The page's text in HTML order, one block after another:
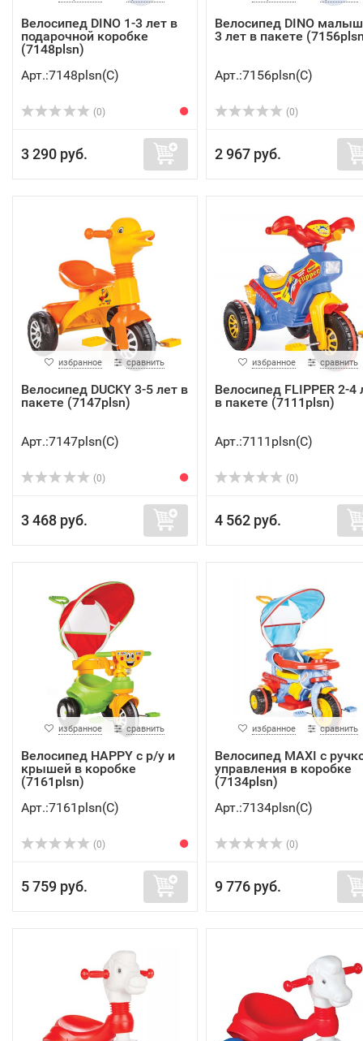
Велосипед DINO 1-3 лет в
подарочной коробке
(7148plsn)
Арт.:7148plsn(C)
(0)
3 290 руб.
Велосипед DINO
3 лет в пакете
Арт.:7156plsn(C)
(0)
2 967 руб.
избранное сравнить
Велосипед DUCKY 3-5 лет в
пакете (7147plsn)
Арт.:7147plsn(C)
(0)
3 468 руб.
избранное сравнить
Велосипед FLIPPER 2-4
в пакете (7111plsn)
Арт.:7111plsn(C)
(0)
4 562 руб.
избранное сравнить
Велосипед HAPPY с р/у и
крышей в коробке
(7161plsn)
Арт.:7161plsn(C)
(0)
5 759 руб.
избранное сравнить
Велосипед MAXI с
управления в коробке
(7134plsn)
Арт.:7134plsn(C)
(0)
9 776 руб.